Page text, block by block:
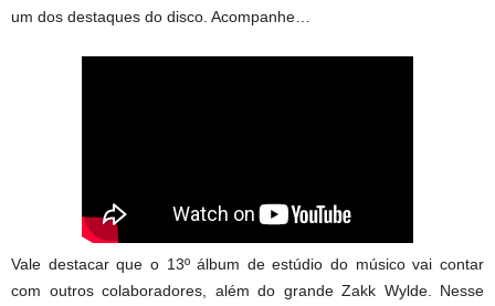
um dos destaques do disco. Acompanhe…
Vale destacar que o 13º álbum de estúdio do músico vai contar
com outros colaboradores, além do grande Zakk Wylde. Nesse